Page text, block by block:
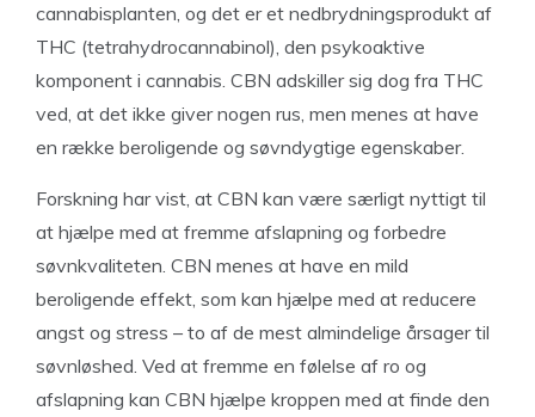
cannabisplanten, og det er et nedbrydningsprodukt af
THC (tetrahydrocannabinol), den psykoaktive
komponent i cannabis. CBN adskiller sig dog fra THC
ved, at det ikke giver nogen rus, men menes at have
en række beroligende og søvndygtige egenskaber.
Forskning har vist, at CBN kan være særligt nyttigt til
at hjælpe med at fremme afslapning og forbedre
søvnkvaliteten. CBN menes at have en mild
beroligende effekt, som kan hjælpe med at reducere
angst og stress – to af de mest almindelige årsager til
søvnløshed. Ved at fremme en følelse af ro og
afslapning kan CBN hjælpe kroppen med at finde den